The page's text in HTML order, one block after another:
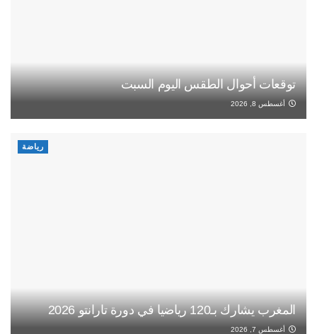
توقعات أحوال الطقس اليوم السبت
أغسطس 8, 2026
رياضة
المغرب يشارك بـ120 رياضيا في دورة تارانتو 2026
أغسطس 7, 2026